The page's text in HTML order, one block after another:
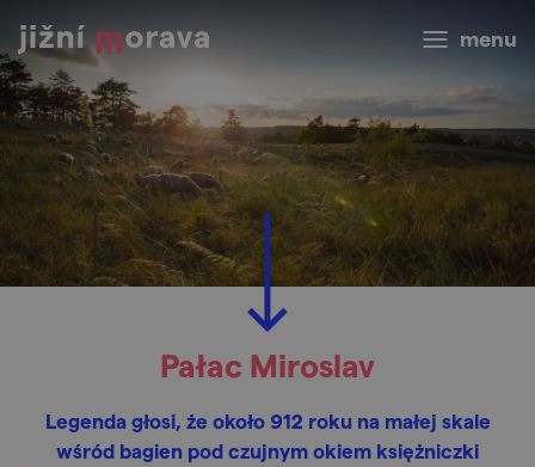
menu
Pałac Miroslav
Legenda głosi, że około 912 roku na małej skale
wśród bagien pod czujnym okiem księżniczki